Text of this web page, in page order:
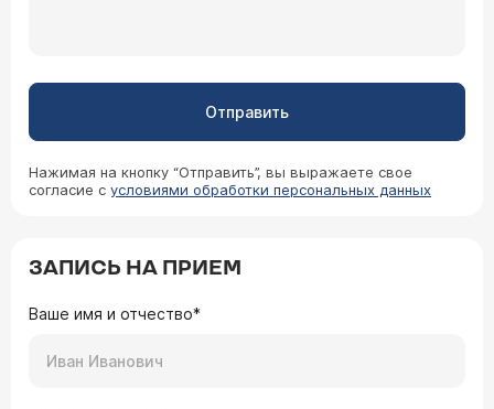
Отправить
Нажимая на кнопку “Отправить”, вы выражаете свое
согласие с условиями обработки персональных данных
ЗАПИСЬ НА ПРИЕМ
Ваше имя и отчество*